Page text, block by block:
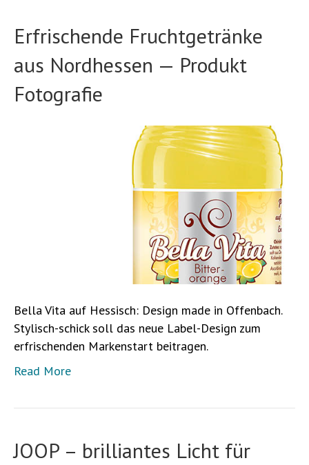
Erfrischende Fruchtgetränke
aus Nordhessen — Produkt
Fotografie
Bella Vita auf Hessisch: Design made in Offenbach.
Stylisch-schick soll das neue Label-Design zum
erfrischenden Markenstart beitragen.
Read More
JOOP – brilliantes Licht für